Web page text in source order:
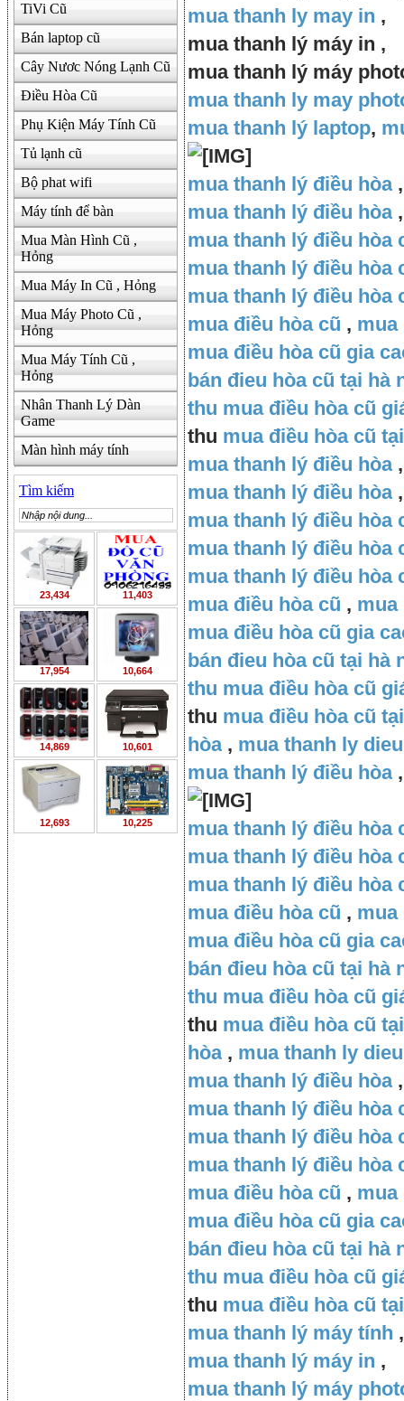
TiVi Cũ
Bán laptop cũ
Cây Nươc Nóng Lạnh Cũ
Điều Hòa Cũ
Phụ Kiện Máy Tính Cũ
Tủ lạnh cũ
Bộ phat wifi
Máy tính để bàn
Mua Màn Hình Cũ ,
Hỏng
Mua Máy In Cũ , Hỏng
Mua Máy Photo Cũ ,
Hỏng
Mua Máy Tính Cũ ,
Hỏng
Nhân Thanh Lý Dàn
Game
Màn hình máy tính
Tìm kiếm
23,434 11,403
17,954 10,664
14,869 10,601
12,693 10,225
mua thanh ly may in ,
mua thanh lý máy in ,
mua thanh lý máy
mua thanh ly may
mua thanh lý laptop,
mua thanh lý điều hòa
mua thanh lý điều hòa ,
mua thanh lý điều hòa
mua thanh lý điều hòa
mua thanh lý điều hòa
mua điều hòa cũ , mua
mua điều hòa cũ gia
bán đieu hòa cũ tại hà
thu mua điều hòa cũ
thu mua điều hòa cũ
mua thanh lý điều hòa
mua thanh lý điều hòa ,
mua thanh lý điều hòa
mua thanh lý điều hòa
mua thanh lý điều hòa
mua điều hòa cũ , mua
mua điều hòa cũ gia
bán đieu hòa cũ tại hà
thu mua điều hòa cũ
thu mua điều hòa cũ
hòa , mua thanh ly
mua thanh lý điều hòa ,
mua thanh lý điều hòa
mua thanh lý điều hòa
mua thanh lý điều hòa
mua điều hòa cũ , mua
mua điều hòa cũ gia
bán đieu hòa cũ tại hà
thu mua điều hòa cũ
thu mua điều hòa cũ
hòa , mua thanh ly
mua thanh lý điều hòa ,
mua thanh lý điều hòa
mua thanh lý điều hòa
mua thanh lý điều hòa
mua điều hòa cũ , mua
mua điều hòa cũ gia
bán đieu hòa cũ tại hà
thu mua điều hòa cũ
thu mua điều hòa cũ
mua thanh lý máy tính ,
mua thanh lý máy in ,
mua thanh lý máy